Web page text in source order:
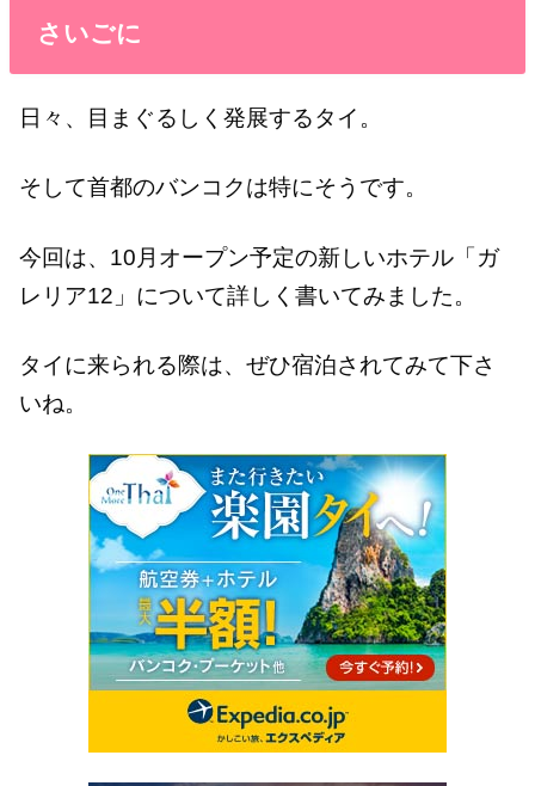
さいごに
日々、目まぐるしく発展するタイ。
そして首都のバンコクは特にそうです。
今回は、10月オープン予定の新しいホテル「ガ
レリア12」について詳しく書いてみました。
タイに来られる際は、ぜひ宿泊されてみて下さ
いね。